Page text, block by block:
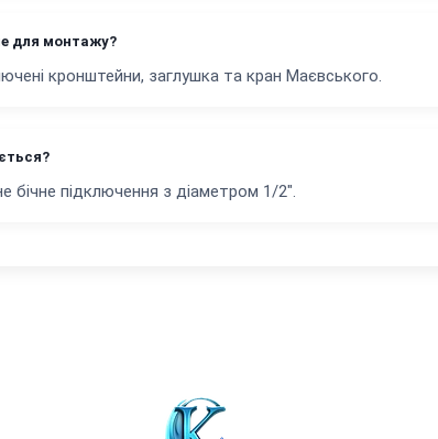
для монтажу?
кронштейни, заглушка та кран Маєвського.
підключення з діаметром 1/2".